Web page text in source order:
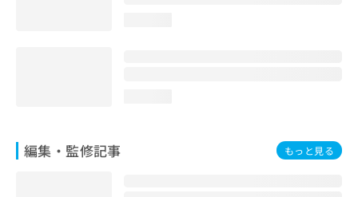
編集・監修記事 もっと見る